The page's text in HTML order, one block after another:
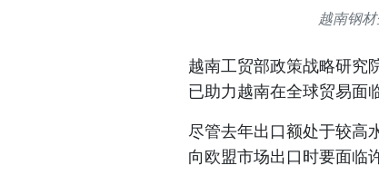
越南钢
越南工贸部政策战略研究
已助力越南在全球贸易面
尽管去年出口额处于较高
向欧盟市场出口时要面临